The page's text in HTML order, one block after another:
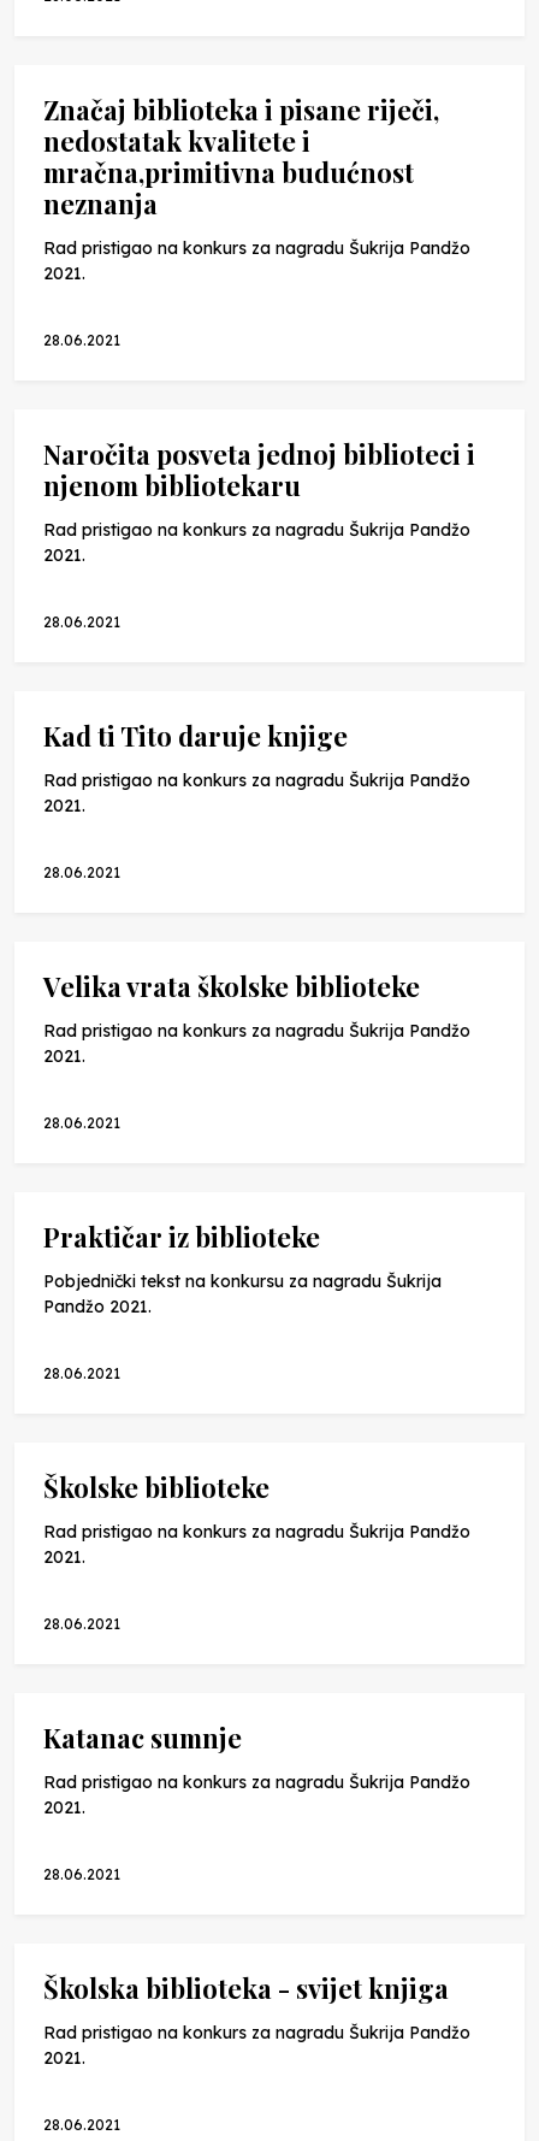
Značaj biblioteka i pisane riječi,
nedostatak kvalitete i
mračna,primitivna budućnost
neznanja
Rad pristigao na konkurs za nagradu Šukrija Pandžo
2021.
28.06.2021
Naročita posveta jednoj biblioteci i
njenom bibliotekaru
Rad pristigao na konkurs za nagradu Šukrija Pandžo
2021.
28.06.2021
Kad ti Tito daruje knjige
Rad pristigao na konkurs za nagradu Šukrija Pandžo
2021.
28.06.2021
Velika vrata školske biblioteke
Rad pristigao na konkurs za nagradu Šukrija Pandžo
2021.
28.06.2021
Praktičar iz biblioteke
Pobjednički tekst na konkursu za nagradu Šukrija
Pandžo 2021.
28.06.2021
Školske biblioteke
Rad pristigao na konkurs za nagradu Šukrija Pandžo
2021.
28.06.2021
Katanac sumnje
Rad pristigao na konkurs za nagradu Šukrija Pandžo
2021.
28.06.2021
Školska biblioteka - svijet knjiga
Rad pristigao na konkurs za nagradu Šukrija Pandžo
2021.
28.06.2021